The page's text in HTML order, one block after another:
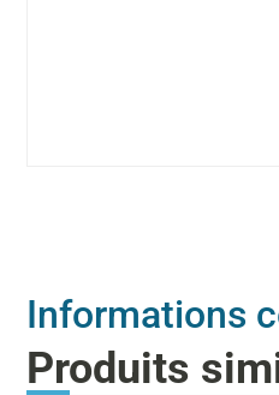
Informations
Produits